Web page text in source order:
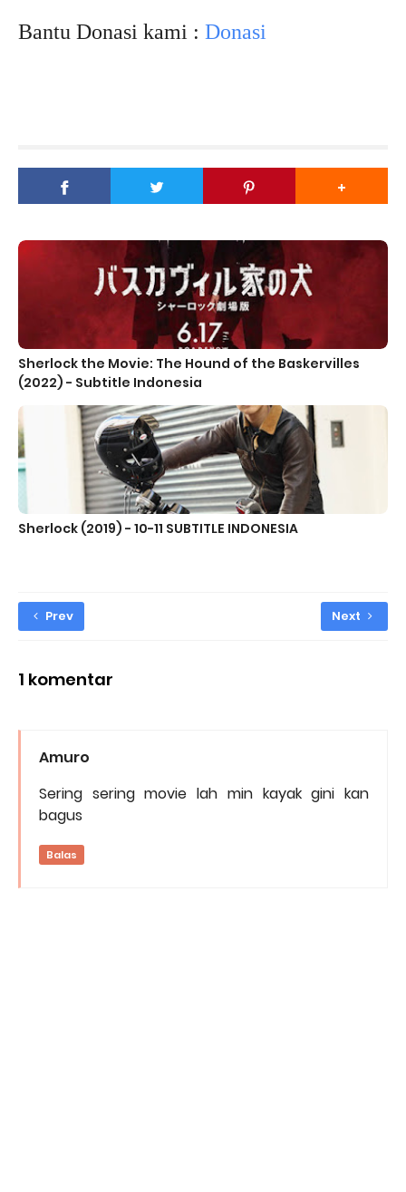
Bantu Donasi kami : Donasi
Sherlock the Movie: The Hound of the Baskervilles
(2022) - Subtitle Indonesia
Sherlock (2019) - 10-11 SUBTITLE INDONESIA
Prev Next
1 komentar
Amuro
Sering sering movie lah min kayak gini kan
bagus
Balas